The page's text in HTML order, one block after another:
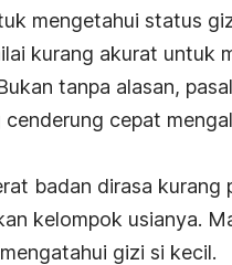
mengetahui status
kurang akurat untuk
tanpa alasan,
cepat
badan dirasa kurang
kelompok usianya.
gizi si kecil.